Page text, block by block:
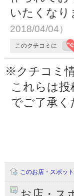
いたくな
2018/04/04）
このクチコミに
※クチコミ
これらは
でご了承く
このお店・スポッ